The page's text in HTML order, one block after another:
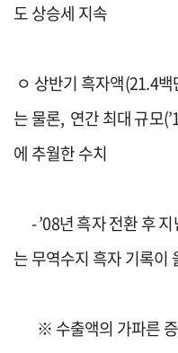
도상승세 지속
ㅇ 상반기 흑자액(21.4백
는 물론, 연간 최대 규모
에 추월한 수치
-’08년 흑자 전환후
는무역수지 흑자 기록이
※ 수출액의 가파른